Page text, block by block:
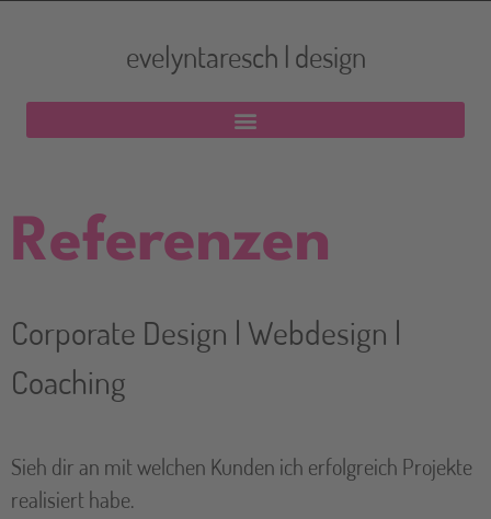
evelyntaresch | design
Referenzen
Corporate Design | Webdesign |
Coaching
Sieh dir an mit welchen Kunden ich erfolgreich Projekte
realisiert habe.